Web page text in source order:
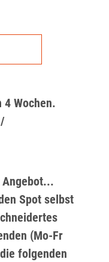
Wochen.
Spot selbst
(Mo-Fr
folgenden